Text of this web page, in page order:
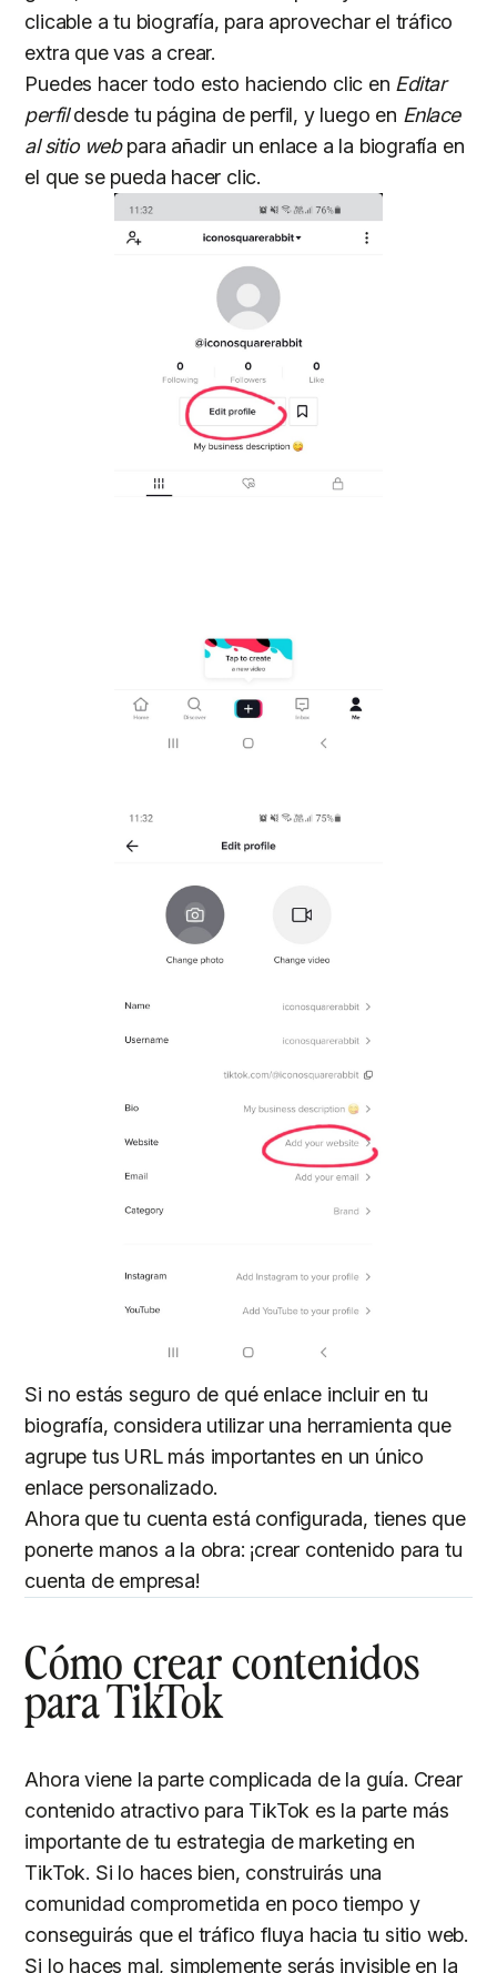
clicable a tu biografía, para aprovechar el tráfico
extra que vas a crear.
Puedes hacer todo esto haciendo clic en Editar
perfildesde tu página de perfil, y luego en Enlace
al sitio webpara añadir un enlace a la biografía en
el que se pueda hacer clic.
Si no estás seguro de qué enlace incluir en tu
biografía, considera utilizar una herramienta que
agrupe tus URL más importantes en un único
enlace personalizado.
Ahora que tu cuenta está configurada, tienes que
ponerte manos a la obra: ¡crear contenido para tu
cuenta de empresa!
Cómo crear contenidos
para TikTok
Ahora viene la parte complicada de la guía. Crear
contenido atractivo para TikTok es la parte más
importante de tu estrategia de marketing en
TikTok. Si lo haces bien, construirás una
comunidad comprometida en poco tiempo y
conseguirás que el tráfico fluya hacia tu sitio web.
Si lo haces mal, simplemente serás invisible en la